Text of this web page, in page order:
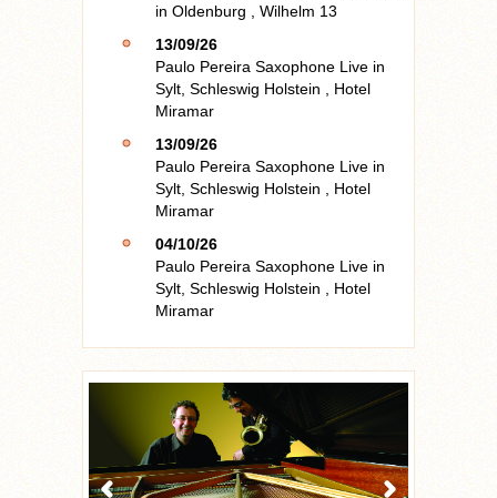
in Oldenburg , Wilhelm 13
13/09/26
Paulo Pereira Saxophone Live in
Sylt, Schleswig Holstein , Hotel
Miramar
13/09/26
Paulo Pereira Saxophone Live in
Sylt, Schleswig Holstein , Hotel
Miramar
04/10/26
Paulo Pereira Saxophone Live in
Sylt, Schleswig Holstein , Hotel
Miramar